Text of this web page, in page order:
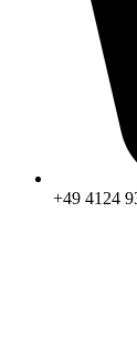
+49 4124